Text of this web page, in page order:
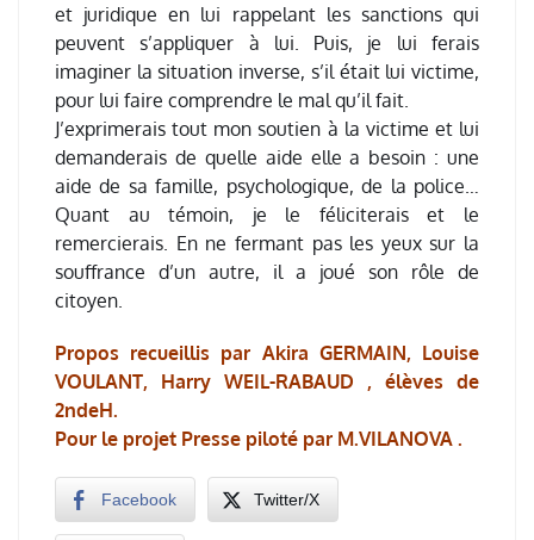
et juridique en lui rappelant les sanctions qui
peuvent s’appliquer à lui. Puis, je lui ferais
imaginer la situation inverse, s’il était lui victime,
pour lui faire comprendre le mal qu’il fait.
J’exprimerais tout mon soutien à la victime et lui
demanderais de quelle aide elle a besoin : une
aide de sa famille, psychologique, de la police…
Quant au témoin, je le féliciterais et le
remercierais. En ne fermant pas les yeux sur la
souffrance d’un autre, il a joué son rôle de
citoyen.
Propos recueillis par Akira GERMAIN, Louise
VOULANT, Harry WEIL-RABAUD , élèves de
2ndeH.
Pour le projet Presse piloté par M.VILANOVA .
Facebook Twitter/X